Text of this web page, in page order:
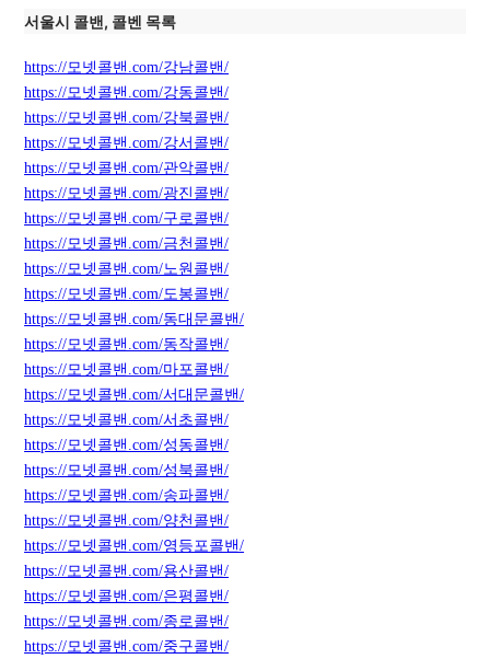
서울시 콜밴, 콜벤 목록
https://모넷콜밴.com/강남콜밴/
https://모넷콜밴.com/강동콜밴/
https://모넷콜밴.com/강북콜밴/
https://모넷콜밴.com/강서콜밴/
https://모넷콜밴.com/관악콜밴/
https://모넷콜밴.com/광진콜밴/
https://모넷콜밴.com/구로콜밴/
https://모넷콜밴.com/금천콜밴/
https://모넷콜밴.com/노원콜밴/
https://모넷콜밴.com/도봉콜밴/
https://모넷콜밴.com/동대문콜밴/
https://모넷콜밴.com/동작콜밴/
https://모넷콜밴.com/마포콜밴/
https://모넷콜밴.com/서대문콜밴/
https://모넷콜밴.com/서초콜밴/
https://모넷콜밴.com/성동콜밴/
https://모넷콜밴.com/성북콜밴/
https://모넷콜밴.com/송파콜밴/
https://모넷콜밴.com/양천콜밴/
https://모넷콜밴.com/영등포콜밴/
https://모넷콜밴.com/용산콜밴/
https://모넷콜밴.com/은평콜밴/
https://모넷콜밴.com/종로콜밴/
https://모넷콜밴.com/중구콜밴/